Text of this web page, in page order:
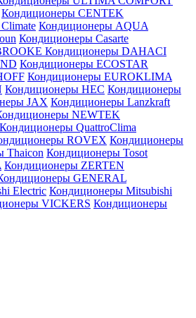
Кондиционеры CENTEK
Кондиционеры AQUA
Кондиционеры Casarte
Кондиционеры DAHACI
Кондиционеры ECOSTAR
Кондиционеры EUROKLIMA
Кондиционеры HEC Кондиционеры
JAX Кондиционеры Lanzkraft
NEWTEK
Кондиционеры QuattroClima
ROVEX Кондиционеры
Thaicon Кондиционеры Tosot
Кондиционеры ZERTEN
GENERAL
Electric Кондиционеры Mitsubishi
VICKERS Кондиционеры